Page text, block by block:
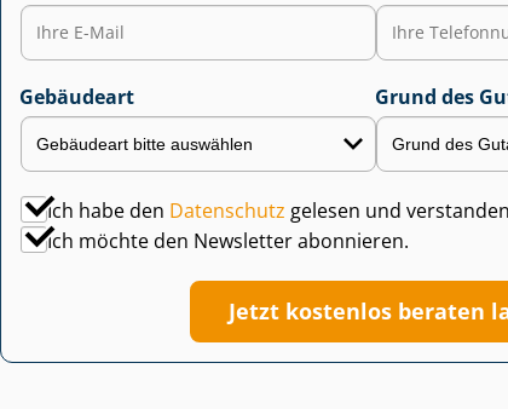
Gebäudeart Grund des
Ich habe den Datenschutz gelesen und
Ich möchte den Newsletter abonnieren.
Jetzt kostenlos beraten